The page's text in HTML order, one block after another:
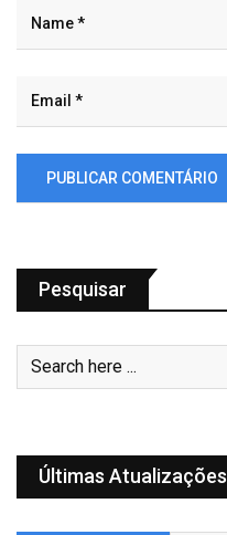
Pesquisar
Últimas Atualizações